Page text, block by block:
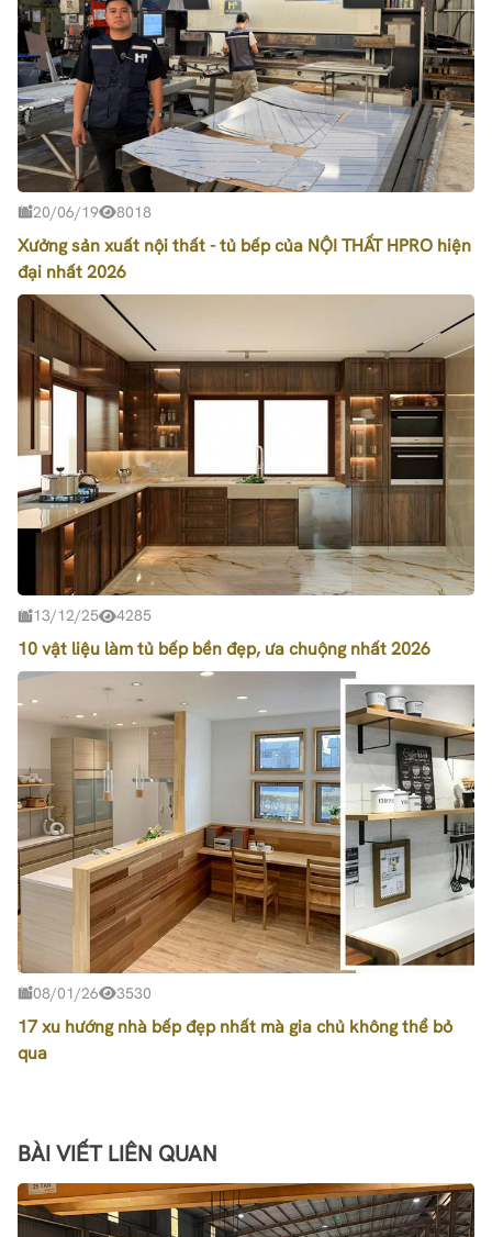
20/06/19 8018
Xưởng sản xuất nội thất - tủ bếp của NỘI THẤT HPRO hiện
đại nhất 2026
13/12/25 4285
10 vật liệu làm tủ bếp bền đẹp, ưa chuộng nhất 2026
08/01/26 3530
17 xu hướng nhà bếp đẹp nhất mà gia chủ không thể bỏ
qua
BÀI VIẾT LIÊN QUAN